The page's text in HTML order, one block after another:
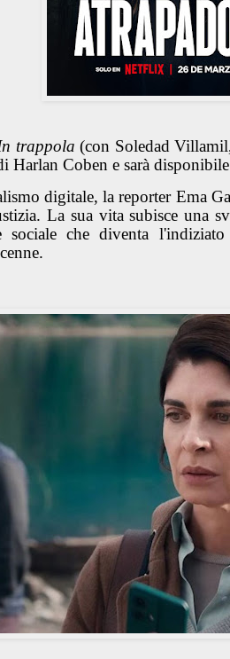
trappola (con Soledad
Harlan Coben e sarà
digitale, la reporter Ema
La sua vita subisce una
sociale che diventa